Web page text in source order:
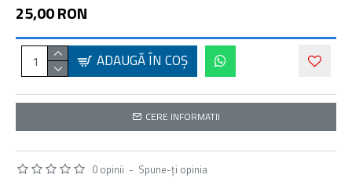
0 opinii - Spune-ţi opinia
25,00 RON
ADAUGĂ ÎN COŞ
CERE INFORMATII